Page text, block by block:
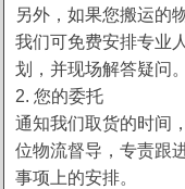
另外，如果您搬运的
我们可免费安排专业
划，并现场解答疑问。
2. 您的委托
通知我们取货的时间
位物流督导，专责跟
事项上的安排。